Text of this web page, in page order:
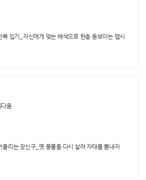
복 입기_자신에게 맞는 배색으로 한층 돋보이는 맵시
움
울리는 장신구_옛 풍물을 다시 살려 자태를 뽐내자